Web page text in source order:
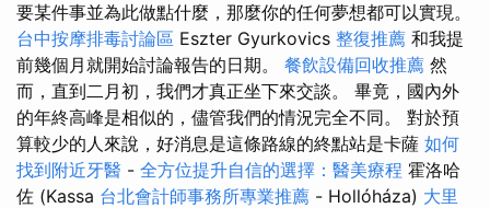
要某件事並為此做點什麼，那麼你的任何夢想都可以實現。
台中按摩排毒討論區 Eszter Gyurkovics 整復推薦 和我提
前幾個月就開始討論報告的日期。 餐飲設備回收推薦 然
而，直到二月初，我們才真正坐下來交談。 畢竟，國內外
的年終高峰是相似的，儘管我們的情況完全不同。 對於預
算較少的人來說，好消息是這條路線的終點站是卡薩 如何
找到附近牙醫 - 全方位提升自信的選擇：醫美療程 霍洛哈
佐 (Kassa 台北會計師事務所專業推薦 - Hollóháza) 大里